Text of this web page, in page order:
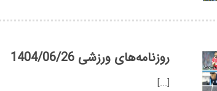
روزنامه‌های ورزشی 1404/06/26
[...]